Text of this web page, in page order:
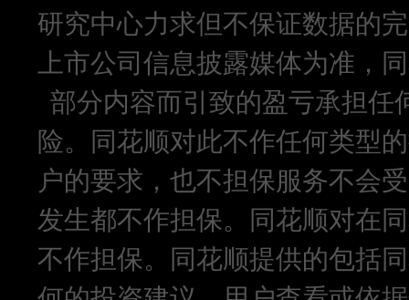
研究中心力求但不保证数据的
上市公司信息披露媒体为准，
部分内容而引致的盈亏承担任
险。同花顺对此不作任何类型
户的要求，也不担保服务不会
发生都不作担保。同花顺对在
不作担保。同花顺提供的包括